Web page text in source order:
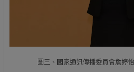
圖三、國家通訊傳播委員會詹婷